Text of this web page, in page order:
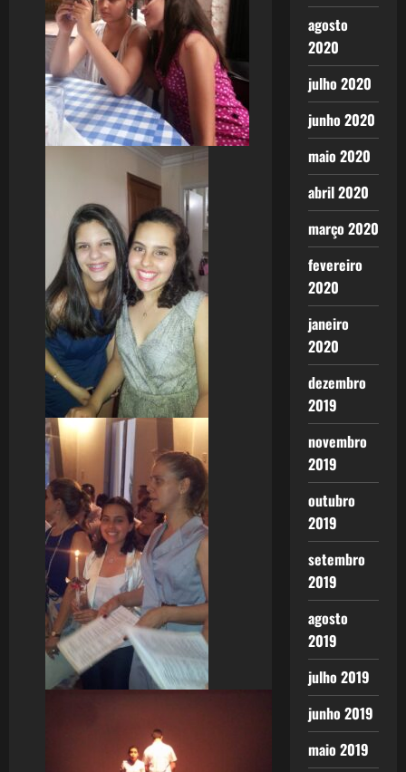
agosto
2020
julho 2020
junho 2020
maio 2020
abril 2020
março 2020
fevereiro
2020
janeiro
2020
dezembro
2019
novembro
2019
outubro
2019
setembro
2019
agosto
2019
julho 2019
junho 2019
maio 2019